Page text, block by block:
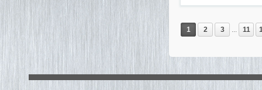
1 2 3 ... 11